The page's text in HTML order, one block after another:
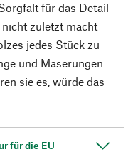
für das Detail
zuletzt macht
jedes Stück zu
und Maserungen
sie es, würde das
für die EU